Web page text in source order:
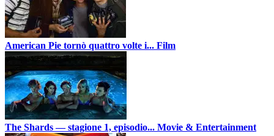
American Pie tornò quattro volte i... Film
The Shards — stagione 1, episodio... Movie & Entertainment